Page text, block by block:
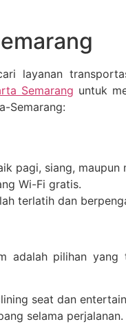
layanan
Semarang untuk
Semarang:
pagi, siang, maupun
Wi-Fi gratis.
terlatih dan
adalah pilihan
seat dan
selama perjalanan.